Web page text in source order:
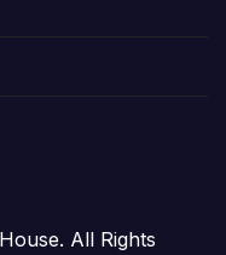
All Rights